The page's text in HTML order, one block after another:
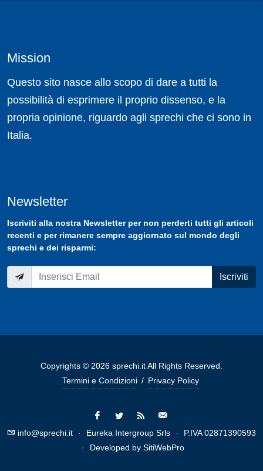
Mission
Questo sito nasce allo scopo di dare a tutti la
possibilità di esprimere il proprio dissenso, e la
propria opinione, riguardo agli sprechi che ci sono in
Italia.
Newsletter
Iscriviti alla nostra Newsletterper non perderti tutti gli articoli
recenti e per rimanere sempre aggiornato sul mondo degli
sprechi e dei risparmi:
Iscriviti
Copyrights © 2026 sprechi.it All Rights Reserved.
Termini e Condizioni / Privacy Policy
info@sprechi.it · Eureka Intergroup Srls ·
P.IVA 02871390593
·
Developed by SitiWebPro